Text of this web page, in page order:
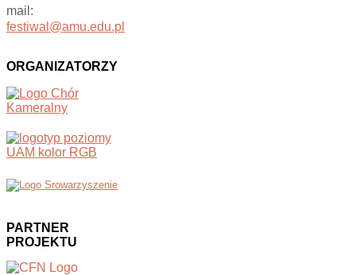
mail:
festiwal@amu.edu.pl
ORGANIZATORZY
PARTNER
PROJEKTU